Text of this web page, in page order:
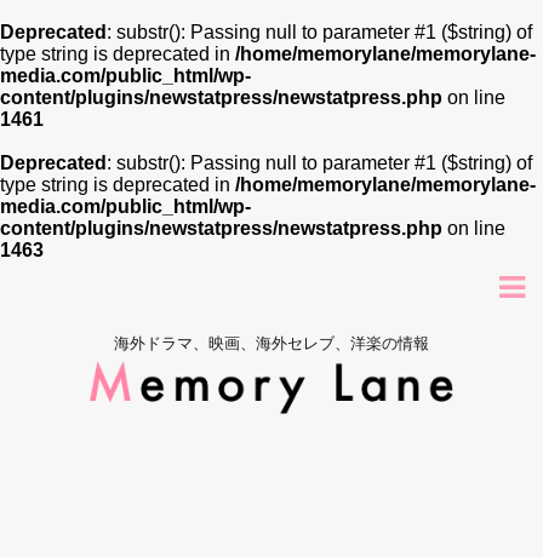
Deprecated : substr(): Passing null to parameter #1 ($string) of
type string is deprecated in /home/memorylane/memorylane-
media.com/public_html/wp-
content/plugins/newstatpress/newstatpress.php on line
1461
Deprecated : substr(): Passing null to parameter #1 ($string) of
type string is deprecated in /home/memorylane/memorylane-
media.com/public_html/wp-
content/plugins/newstatpress/newstatpress.php on line
1463
海外ドラマ、映画、海外セレブ、洋楽の情報